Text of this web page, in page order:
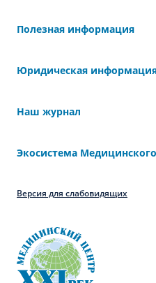
Полезная информация
Юридическая
Наш журнал
Экосистема
Версия для слабовидящих